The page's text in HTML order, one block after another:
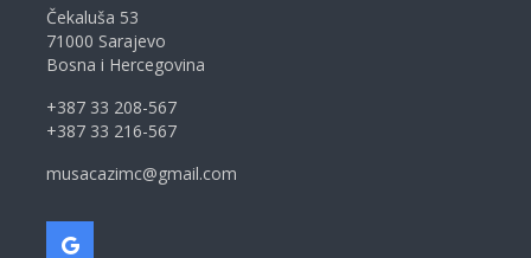
Čekaluša 53
71000 Sarajevo
Bosna i Hercegovina
+387 33 208-567
+387 33 216-567
musacazimc@gmail.com